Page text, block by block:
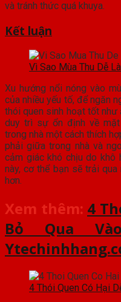
và tránh thức quá khuya.
Kết luận
Vì Sao Mùa Thu Dễ
Xu hướng nổi nóng vào
của nhiều yếu tố, để ngăn
thói quen sinh hoạt tốt như
duy trì sự ổn định về
trong nhà một cách thích
phải giữa trong nhà và
cảm giác khó chịu do khô
này, cơ thể bạn sẽ trải
hơn.
Xem thêm: 4
Bỏ Qua
4 Thói Quen Có Hại